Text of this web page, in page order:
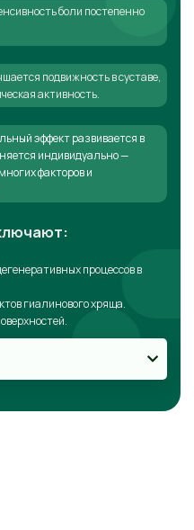
боли постепенно
подвижность в суставе,
активность.
эффект развивается в
индивидуально —
факторов и
процессов в
гиалинового хряща.